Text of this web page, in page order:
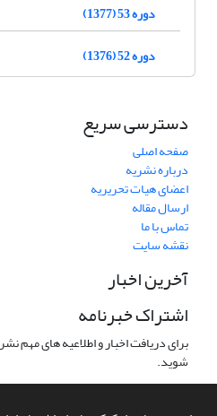
دوره 53 (1377)
دوره 52 (1376)
دسترسی سریع
صفحه اصلی
درباره نشریه
اعضای هیات تحریریه
ارسال مقاله
تماس با ما
نقشه سایت
آخرین اخبار
اشتراک خبرنامه
برای دریافت اخبار و اطلاعیه های مهم
شوید.